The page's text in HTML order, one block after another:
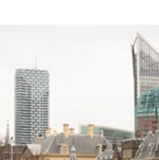
Overheidsaccountants